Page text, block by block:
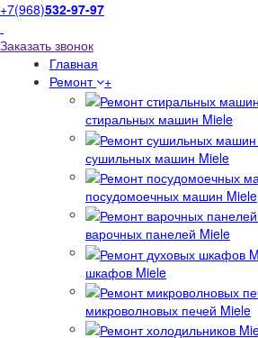
+7(968)532-97-97
Заказать звонок
Главная
Ремонт
+
стиральных машин Miele
сушильных машин Miele
посудомоечных машин Miele
варочных панелей Miele
шкафов Miele
микроволновых печей Miele